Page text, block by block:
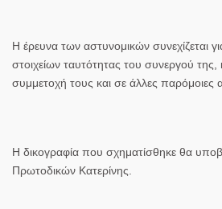
Η έρευνα των αστυνομικών συνεχίζεται
στοιχείων ταυτότητας του συνεργού της,
συμμετοχή τους και σε άλλες παρόμοιες
Η δικογραφία που σχηματίσθηκε θα
Πρωτοδικών Κατερίνης.